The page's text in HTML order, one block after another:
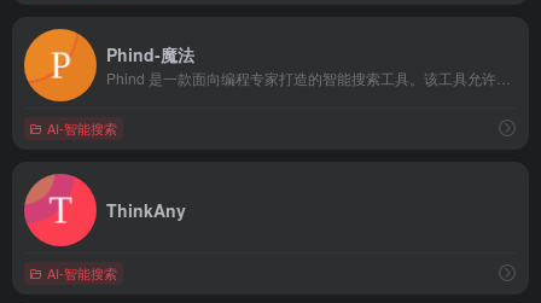
Phind-魔法
AI-智能搜索
ThinkAny
AI-智能搜索